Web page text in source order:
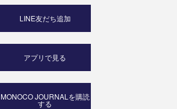
LINE友だち追加
アプリで見る
MONOCO JOURNALを購読
する